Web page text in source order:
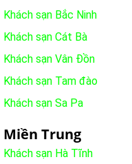
Khách sạn Bắc Ninh
Khách sạn Cát Bà
Khách sạn Vân Đồn
Khách sạn Tam đào
Khách sạn Sa Pa
Miền Trung
Khách sạn Hà Tĩnh